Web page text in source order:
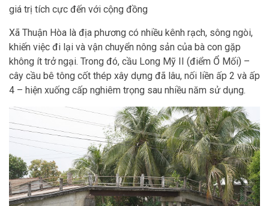
giá trị tích cực đến với cộng đồng
Xã Thuận Hòa là địa phương có nhiều kênh rạch, sông ngòi,
khiến việc đi lại và vận chuyển nông sản của bà con gặp
không ít trở ngại. Trong đó, cầu Long Mỹ II (điểm Ổ Mối) –
cây cầu bê tông cốt thép xây dựng đã lâu, nối liền ấp 2 và ấp
4 – hiện xuống cấp nghiêm trọng sau nhiều năm sử dụng.